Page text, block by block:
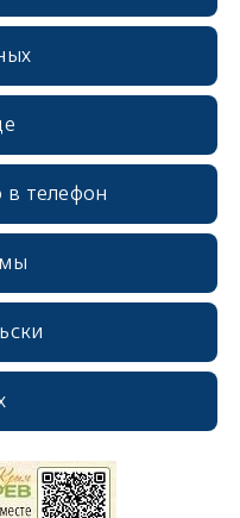
в телефон
erid: 2SDnjcrDNw6